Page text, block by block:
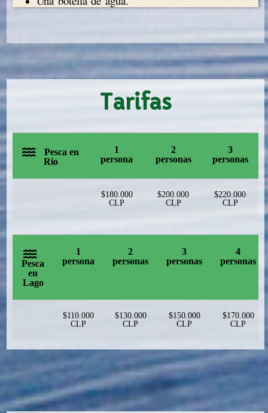
Tarifas
Pesca en
Rio
1
persona
2
personas
3
personas
$180.000
CLP
$200.000
CLP
$220.000
CLP
Pesca
en
Lago
1
persona
2
personas
3
personas
4
personas
$110.000
CLP
$130.000
CLP
$150.000
CLP
$170.000
CLP